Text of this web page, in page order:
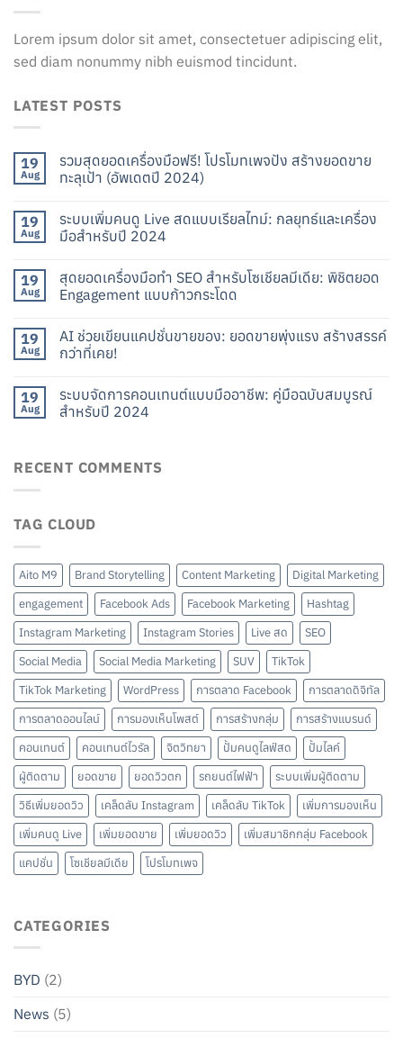
Lorem ipsum dolor sit amet, consectetuer adipiscing elit,
sed diam nonummy nibh euismod tincidunt.
LATEST POSTS
19
Aug
รวมสุดยอดเครื่องมือฟรี! โปรโมทเพจปัง สร้างยอดขาย
ทะลุเป้า (อัพเดตปี 2024)
19
Aug
ระบบเพิ่มคนดู Live สดแบบเรียลไทม์: กลยุทธ์และเครื่อง
มือสำหรับปี 2024
19
Aug
สุดยอดเครื่องมือทำ SEO สำหรับโซเชียลมีเดีย: พิชิตยอด
Engagement แบบก้าวกระโดด
19
Aug
AI ช่วยเขียนแคปชั่นขายของ: ยอดขายพุ่งแรง สร้างสรรค์
กว่าที่เคย!
19
Aug
ระบบจัดการคอนเทนต์แบบมืออาชีพ: คู่มือฉบับสมบูรณ์
สำหรับปี 2024
RECENT COMMENTS
TAG CLOUD
Aito M9 Brand Storytelling Content Marketing
Digital Marketing
engagement
Facebook Ads Facebook Marketing
Hashtag
Instagram Marketing
Instagram Stories Live สด
SEO
Social Media
Social Media Marketing SUV
TikTok
TikTok Marketing
WordPress การตลาด Facebook
การตลาดดิจิทัล
การตลาดออนไลน์
การมองเห็นโพสต์ การสร้างกลุ่ม
การสร้างแบรนด์
คอนเทนต์
คอนเทนต์ไวรัล จิตวิทยา ปั้มคนดูไลฟ์สด
ปั้มไลค์
ผู้ติดตาม
ยอดขาย ยอดวิวตก รถยนต์ไฟฟ้า
ระบบเพิ่มผู้ติดตาม
วิธีเพิ่มยอดวิว
เคล็ดลับ Instagram เคล็ดลับ TikTok
เพิ่มการมองเห็น
เพิ่มคนดู Live
เพิ่มยอดขาย เพิ่มยอดวิว
เพิ่มสมาชิกกลุ่ม Facebook
แคปชั่น
โซเชียลมีเดีย โปรโมทเพจ
CATEGORIES
BYD (2)
News (5)